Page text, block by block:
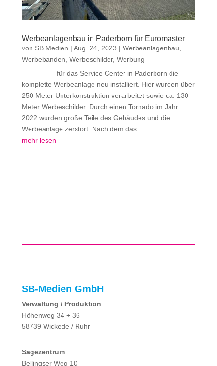
Werbeanlagenbau in Paderborn für Euromaster
von SB Medien | Aug. 24, 2023 | Werbeanlagenbau,
Werbebanden, Werbeschilder, Werbung
für das Service Center in Paderborn die
komplette Werbeanlage neu installiert. Hier wurden über
250 Meter Unterkonstruktion verarbeitet sowie ca. 130
Meter Werbeschilder. Durch einen Tornado im Jahr
2022 wurden große Teile des Gebäudes und die
Werbeanlage zerstört. Nach dem das...
mehr lesen
SB-Medien GmbH
Verwaltung / Produktion
Höhenweg 34 + 36
58739 Wickede / Ruhr
Sägezentrum
Bellingser Weg 10